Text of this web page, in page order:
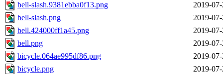
bell-slash.9381ebba0f13.png
2019-
bell-slash.png
2019-
bell.424000ff1a45.png
2019-
bell.png
2019-
bicycle.064ae995df86.png
2019-
bicycle.png
2019-